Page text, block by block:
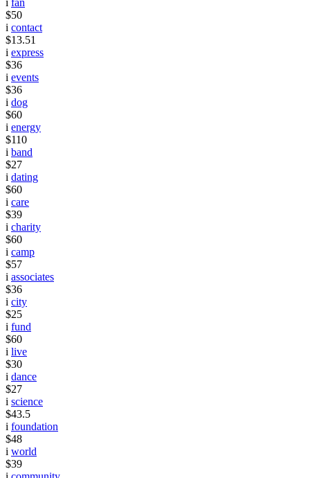
i fan
$50
i contact
$13.51
i express
$36
i events
$36
i dog
$60
i energy
$110
i band
$27
i dating
$60
i care
$39
i charity
$60
i camp
$57
i associates
$36
i city
$25
i fund
$60
i live
$30
i dance
$27
i science
$43.5
i foundation
$48
i world
$39